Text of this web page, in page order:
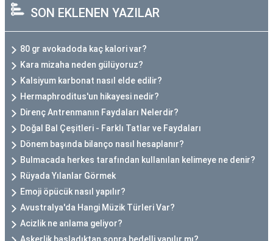
SON EKLENEN YAZILAR
80 gr avokadoda kaç kalori var?
Kara mizaha neden gülüyoruz?
Kalsiyum karbonat nasıl elde edilir?
Hermaphroditus'un hikayesi nedir?
Direnç Antrenmanın Faydaları Nelerdir?
Doğal Bal Çeşitleri - Farklı Tatlar ve Faydaları
Dönem başında bilanço nasıl hesaplanır?
Bulmacada herkes tarafından kullanılan kelimeye ne denir?
Rüyada Yılanlar Görmek
Emoji öpücük nasıl yapılır?
Avustralya'da Hangi Müzik Türleri Var?
Acizlik ne anlama geliyor?